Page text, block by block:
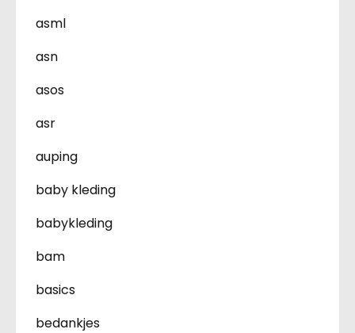
asml
asn
asos
asr
auping
baby kleding
babykleding
bam
basics
bedankjes